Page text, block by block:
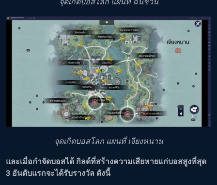
จุดเกิดบอสโลก แผนที่ ฉินชวน
จุดเกิดบอสโลก แผนที่ เจียงหนาน
และเมื่อกำจัดบอสได้ กิลด์ที่สร้างความเสียหายแก่บอสสูงที่สุด
3 อันดับแรกจะได้รับรางวัล ดังนี้